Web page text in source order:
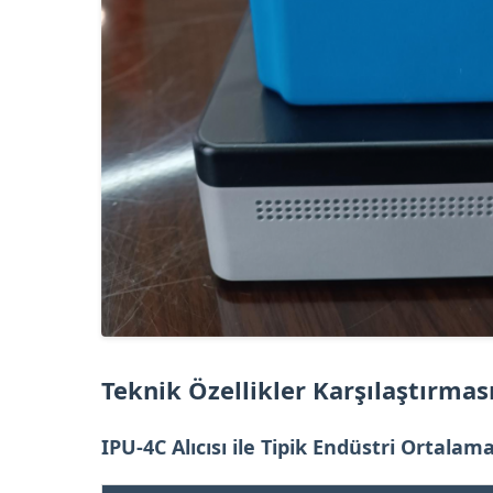
Teknik Özellikler
IPU-4C Alıcısı ile Tipik Endüstri